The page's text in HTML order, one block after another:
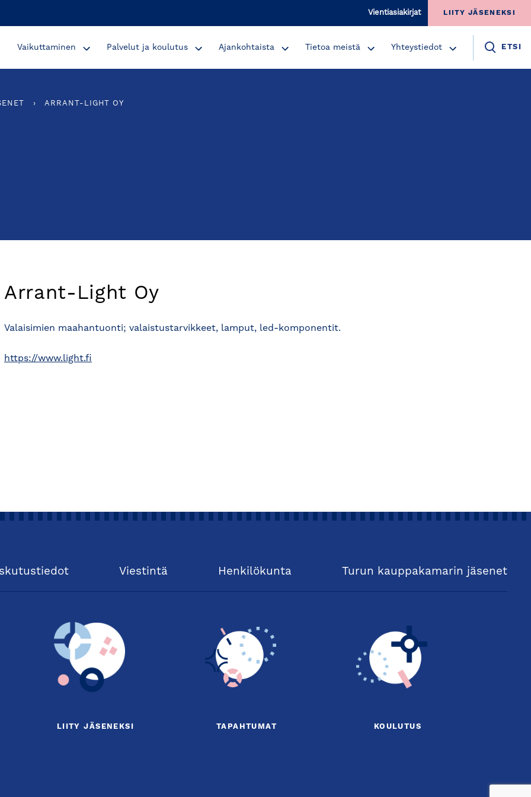
Vientiasiakirjat LIITY JÄSENEKSI
Vaikuttaminen Palvelut ja koulutus Ajankohtaista Tietoa meistä Yhteystiedot ETSI
› ARRANT-LIGHT OY
Arrant-Light Oy
Valaisimien maahantuonti; valaistustarvikkeet, lamput, led-komponentit.
https://www.light.fi
Viestintä Henkilökunta Turun kauppakamarin jäsenet
LIITY JÄSENEKSI TAPAHTUMAT KOULUTUS